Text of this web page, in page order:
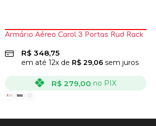
Armário Aéreo Carol 3 Portas Rud Rack
R$ 348,75
em até 12x de R$ 29,06 sem juros
R$ 279,00 no PIX